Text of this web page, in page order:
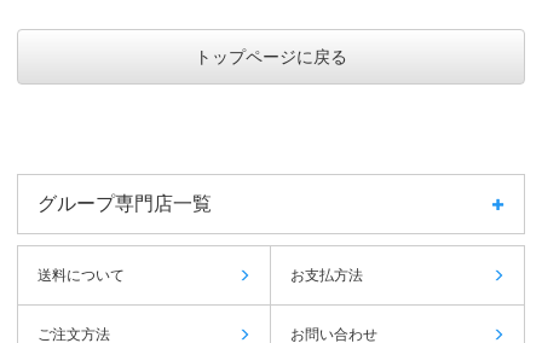
トップページに戻る
グループ専門店一覧
送料について お支払方法
ご注文方法 お問い合わせ